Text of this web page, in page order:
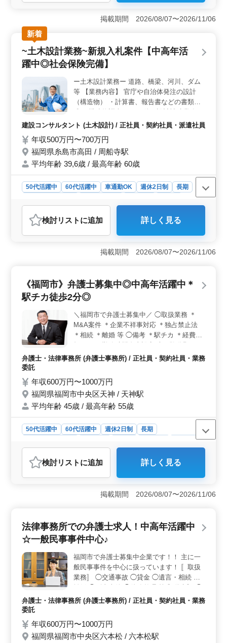
＜仕事内容の特徴＞ 土木設計業務を通じて、道路や橋
梁、河川、ダムなどのインフラ整備に貢献します。官庁
や自治体からの新規入札案件に対応し、構造物の設計を
行います。計算書や報告書の作成や構造物の調査、設計
補助業務などを通じて、プロジェクトの成功に貢献しま
す。 ＜福利厚生の充実＞ 交通費支給や資格手当の
支給、さらには単身赴任宿舎の完備や社用車の支給な
た、週休2日制や賞与年二回の制度があり、働きながら安
定した収入を得られます。 ＜中高年層の活躍＞ 50
代以上の方々が活躍できる環境を提供しており、発注支
援業務経験が10年以上ある方や土木施工管理業務経験者
を条件面で優遇しています。経験豊富な方々がチームの
中心となり、安定したキャリアを築いていけます。
掲載期間 2026/08/07〜2026/11/06
新着
~土木設計業務~新規入札案件【中高年活
躍中◎社会保険完備】
ー土木設計業務ー 道路、橋梁、河川、ダム
等 【業務内容】 官庁や自治体発注の設計
（構造物） ・計算書、報告書などの書類作
成 ・構造物調査 ・その他、設計補助業務 ＊
備考＊ 交通費支給 資格手当支給 単身赴任宿
管理技士資格必須になります ＊50代以上で
発注支援業務経験10年以上条件面優遇いた
します ＊50代以上で土木施工管理業務経験
の方ご応募お待ちしております！ 《条件面
優遇資格》 ・技術士(種類不問) ・RCCM(種
建設コンサルタント (土木設計) / 正社員・契約社員・派遣社員
年収500万円〜700万円
福岡県糸島市高田 / 周船寺駅
平均年齢 39,6歳 / 最高年齢 60歳
50代活躍中 60代活躍中 車通勤OK 週休2日制
長期
建設コンサルタント
おすすめポイント
＜仕事内容の特徴＞ 土木設計業務において、道路や橋
梁、河川、ダムなどの構造物の設計に従事します。主に
官庁や自治体からの新規入札案件に対応し、計算書や報
の支給、単身赴任宿舎の完備、社用車の支給など、働く
方々の生活をサポートする福利厚生が整っています。ま
を得ながら充実した生活が送れます。 ＜中高年層の
活躍＞ 50代以上の方々が中心となって活躍する環境を
整えており、経験豊富な方々がチームのリーダーシップ
を発揮します。発注支援業務経験が10年以上ある方や土
木施工管理業務経験者を特に歓迎し、条件面で優遇して
います。
検討リスト に追加 詳しく見る
掲載期間 2026/08/07〜2026/11/06
《福岡市》弁護士募集中◎中高年活躍中＊
駅チカ徒歩2分◎
＼福岡市で弁護士募集中／ ◯取扱業務 ＊
M&A案件 ＊企業不祥事対応 ＊独占禁止法
＊相続 ＊離婚 等 ◯備考 ＊駅チカ ＊経費負
ートします！ シニア世代採用実績ありま
弁護士・法律事務所 (弁護士事務所) / 正社員・契約社員・業務
委託
年収600万円〜1000万円
福岡県福岡市中央区天神 / 天神駅
平均年齢 45歳 / 最高年齢 55歳
50代活躍中 60代活躍中 週休2日制
長期
業務委託
おすすめポイント
＜魅力的な業務内容＞ 弁護士職での業務は多岐にわた
り、M&amp;A案件、企業不祥事対応、独占禁止法、相
続、離婚等幅広い分野に携わることができます。未経験
険完備、個人受任可能、弁護士費用事務所負担可能の他
に勤務時間は自由設定可能で、経費負担もあるため、仕
す。 ＜シニア世代歓迎＞ 中高年からのキャリアチ
ェンジを応援しています。シニア世代の採用実績があ
り、経験豊富な方は活躍が期待できます。安定した収入
とやりがいを実感できる求人です。
検討リスト に追加 詳しく見る
掲載期間 2026/08/07〜2026/11/06
法律事務所での弁護士求人！中高年活躍中
☆一般民事事件中心♪
福岡市で弁護士募集中企業です！！ 主に一
般民事事件を中心に扱っています！ 〚取扱
業務〛 ◯交通事故 ◯貸金 ◯遺言・相続 ◯
個人案件受任可能 ◯経費負担有り ◯ 子育て
しております◎
弁護士・法律事務所 (弁護士事務所) / 正社員・契約社員・業務
委託
年収600万円〜1000万円
福岡県福岡市中央区六本松 / 六本松駅